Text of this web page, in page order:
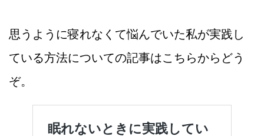
思うように寝れなくて悩んでいた私が実践し
ている方法についての記事はこちらからどう
ぞ。